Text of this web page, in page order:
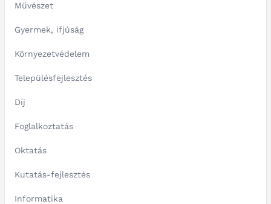
Művészet
Gyermek, ifjúság
Környezetvédelem
Településfejlesztés
Díj
Foglalkoztatás
Oktatás
Kutatás-fejlesztés
Informatika